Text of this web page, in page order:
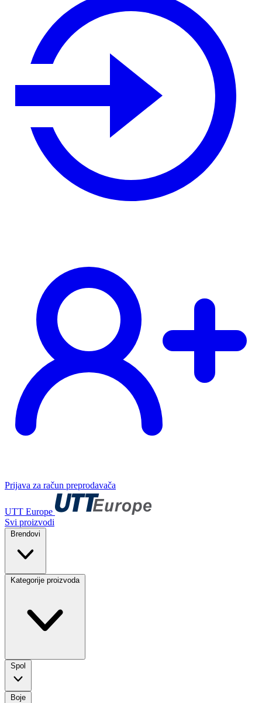
Prijava za račun preprodavača
UTT Europe
Svi proizvodi
Brendovi
Kategorije proizvoda
Spol
Boje